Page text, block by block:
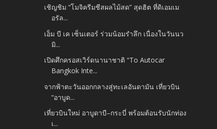
เชิญชิม “โมจิครีมชีสผลไม้สด” สุดฮิต ที่ดิเอมเม
อรัล...
เอ็ม บี เค เซ็นเตอร์ ร่วมน้อมรำลึก เนื่องในวันนว
มิ...
เปิดศึกครอสเวิร์ดนานาชาติ “To Autocar
Bangkok Inte...
จากฟ้าตะวันออกกลางสู่ทะเลอันดามัน เที่ยวบิน
“อาบูด...
เที่ยวบินใหม่ อาบูดาบี–กระบี่ พร้อมต้อนรับนักท่อง
เ...